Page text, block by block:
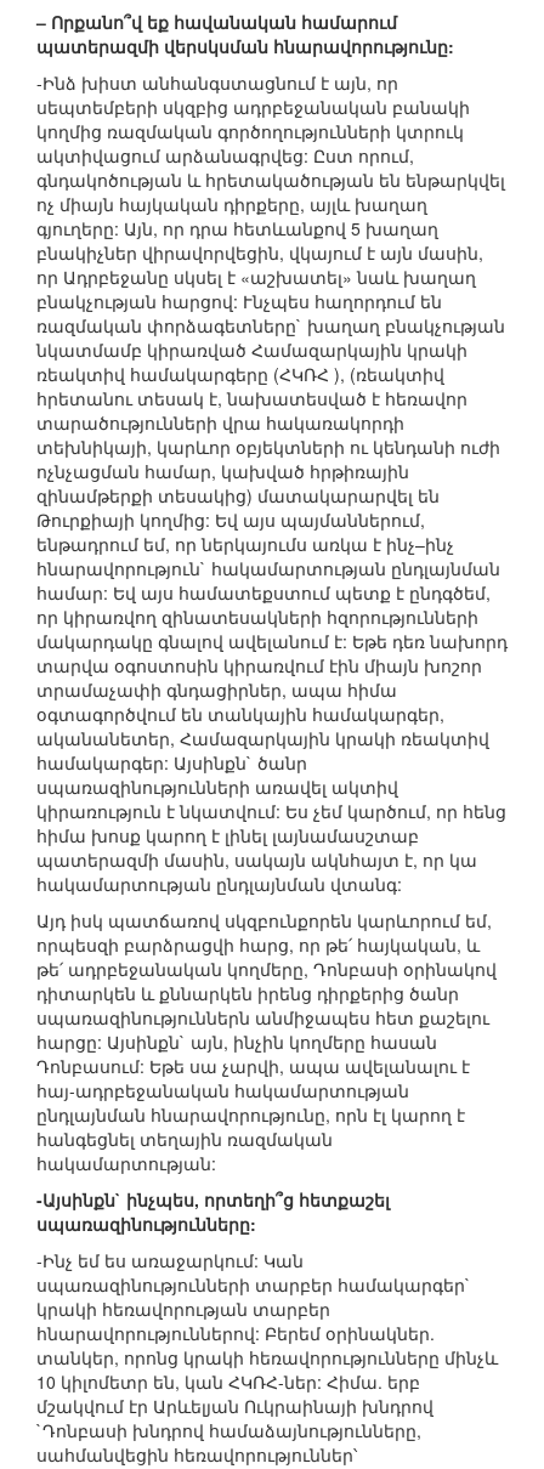
– Որքանո՞վ եք հավանական համարում
պատերազմի վերսկսման հնարավորությունը:
-Ինձ խիստ անհանգստացնում է այն, որ
սեպտեմբերի սկզբից ադրբեջանական բանակի
կողմից ռազմական գործողությունների կտրուկ
ակտիվացում արձանագրվեց: Ըստ որում,
գնդակոծության և հրետակածության են ենթարկվել
ոչ միայն հայկական դիրքերը, այլև խաղաղ
գյուղերը: Այն, որ դրա հետևանքով 5 խաղաղ
բնակիչներ վիրավորվեցին, վկայում է այն մասին,
որ Ադրբեջանը սկսել է «աշխատել» նաև խաղաղ
բնակչության հարցով: Ւնչպես հաղորդում են
ռազմական փորձագետները` խաղաղ բնակչության
նկատմամբ կիրառված Համազարկային կրակի
ռեակտիվ համակարգերը (ՀԿՌՀ ), (ռեակտիվ
հրետանու տեսակ է, նախատեսված է հեռավոր
տարածությունների վրա հակառակորդի
տեխնիկայի, կարևոր օբյեկտների ու կենդանի ուժի
ոչնչացման համար, կախված հրթիռային
զինամթերքի տեսակից) մատակարարվել են
Թուրքիայի կողմից: Եվ այս պայմաններում,
ենթադրում եմ, որ ներկայումս առկա է ինչ–ինչ
հնարավորություն` հակամարտության ընդլայնման
համար: Եվ այս համատեքստում պետք է ընդգծեմ,
որ կիրառվող զինատեսակների հզորությունների
մակարդակը գնալով ավելանում է: Եթե դեռ նախորդ
տարվա օգոստոսին կիրառվում էին միայն խոշոր
տրամաչափի գնդացիրներ, ապա հիմա
օգտագործվում են տանկային համակարգեր,
ականանետեր, Համազարկային կրակի ռեակտիվ
համակարգեր: Այսինքն` ծանր
սպառազինությունների առավել ակտիվ
կիրառություն է նկատվում: Ես չեմ կարծում, որ հենց
հիմա խոսք կարող է լինել լայնամասշտաբ
պատերազմի մասին, սակայն ակնհայտ է, որ կա
հակամարտության ընդլայնման վտանգ:
Այդ իսկ պատճառով սկզբունքորեն կարևորում եմ,
որպեսզի բարձրացվի հարց, որ թե՛ հայկական, և
թե՛ ադրբեջանական կողմերը, Դոնբասի օրինակով
դիտարկեն և քննարկեն իրենց դիրքերից ծանր
սպառազինություններն անմիջապես հետ քաշելու
հարցը: Այսինքն` այն, ինչին կողմերը հասան
Դոնբասում: Եթե սա չարվի, ապա ավելանալու է
հայ-ադրբեջանական հակամարտության
ընդլայնման հնարավորությունը, որն էլ կարող է
հանգեցնել տեղային ռազմական
հակամարտության:
-Այսինքն` ինչպես, որտեղի՞ց հետքաշել
սպառազինությունները:
-Ինչ եմ ես առաջարկում: Կան
սպառազինությունների տարբեր համակարգեր`
կրակի հեռավորության տարբեր
հնարավորություններով: Բերեմ օրինակներ.
տանկեր, որոնց կրակի հեռավորությունները մինչև
10 կիլոմետր են, կան ՀԿՌՀ-ներ: Հիմա. երբ
մշակվում էր Արևելյան Ուկրաինայի խնդրով
`Դոնբասի խնդրով համաձայնությունները,
սահմանվեցին հեռավորություններ՝